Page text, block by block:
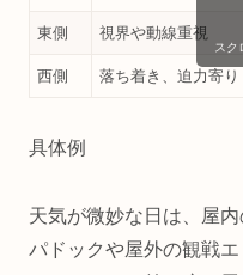
東側 視界や動線重視
西側 落ち着き、迫力寄り
スク
具体例
天気が微妙な日は、屋
パドックや屋外の観戦